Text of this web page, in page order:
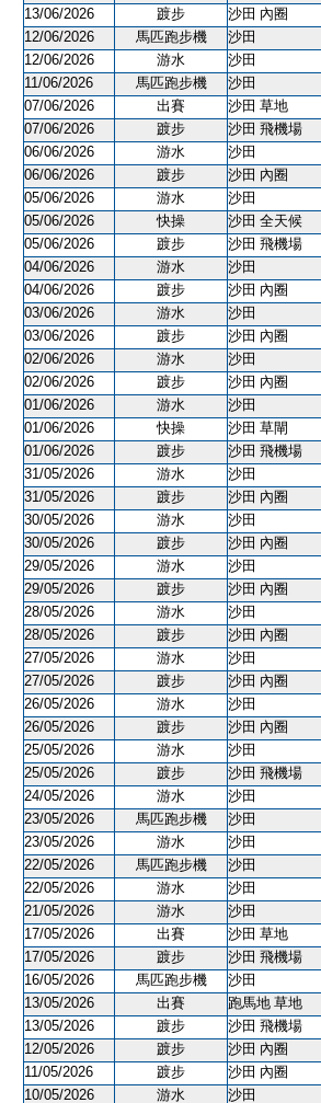
13/06/2026
踱步 沙田 內圈
12/06/2026
馬匹跑步機 沙田
12/06/2026
游水
沙田
11/06/2026
馬匹跑步機 沙田
07/06/2026
出賽 沙田 草地
07/06/2026
踱步 沙田 飛機場
06/06/2026
游水
沙田
06/06/2026
踱步 沙田 內圈
05/06/2026
游水
沙田
05/06/2026
快操 沙田 全天候
05/06/2026
踱步 沙田 飛機場
04/06/2026
游水
沙田
04/06/2026
踱步 沙田 內圈
03/06/2026
游水
沙田
03/06/2026
踱步 沙田 內圈
02/06/2026
游水
沙田
02/06/2026
踱步 沙田 內圈
01/06/2026
游水
沙田
01/06/2026
快操 沙田 草閘
01/06/2026
踱步 沙田 飛機場
31/05/2026
游水
沙田
31/05/2026
踱步 沙田 內圈
30/05/2026
游水
沙田
30/05/2026
踱步 沙田 內圈
29/05/2026
游水
沙田
29/05/2026
踱步 沙田 內圈
28/05/2026
游水
沙田
28/05/2026
踱步 沙田 內圈
27/05/2026
游水
沙田
27/05/2026
踱步 沙田 內圈
26/05/2026
游水
沙田
26/05/2026
踱步 沙田 內圈
25/05/2026
游水
沙田
25/05/2026
踱步 沙田 飛機場
24/05/2026
游水
沙田
23/05/2026
馬匹跑步機 沙田
23/05/2026
游水
沙田
22/05/2026
馬匹跑步機 沙田
22/05/2026
游水
沙田
21/05/2026
游水
沙田
17/05/2026
出賽 沙田 草地
17/05/2026
踱步 沙田 飛機場
16/05/2026
馬匹跑步機 沙田
13/05/2026
出賽 跑馬地 草地
13/05/2026
踱步 沙田 飛機場
12/05/2026
踱步 沙田 內圈
11/05/2026
踱步 沙田 內圈
10/05/2026
游水
沙田